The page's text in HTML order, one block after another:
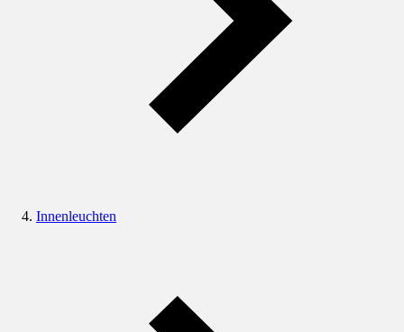
Innenleuchten